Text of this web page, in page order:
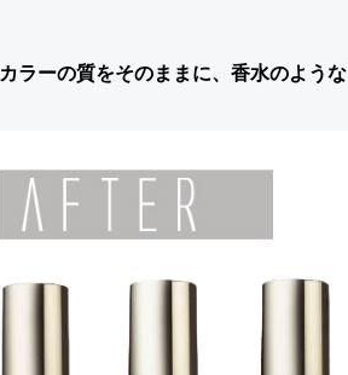
ラーの質をそのままに、香水のような